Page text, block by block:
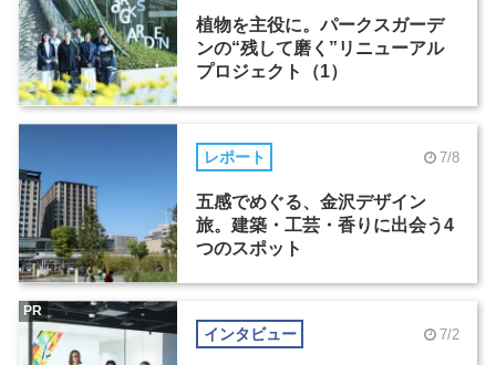
植物を主役に。パークスガーデ
ンの“残して磨く”リニューアル
プロジェクト（1）
レポート 7/8
五感でめぐる、金沢デザイン
旅。建築・工芸・香りに出会う4
つのスポット
インタビュー 7/2
PR